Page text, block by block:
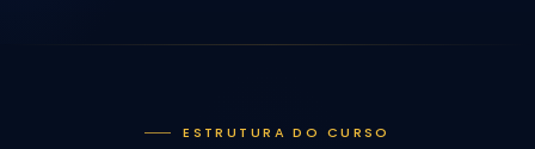
ESTRUTURA DO CURSO